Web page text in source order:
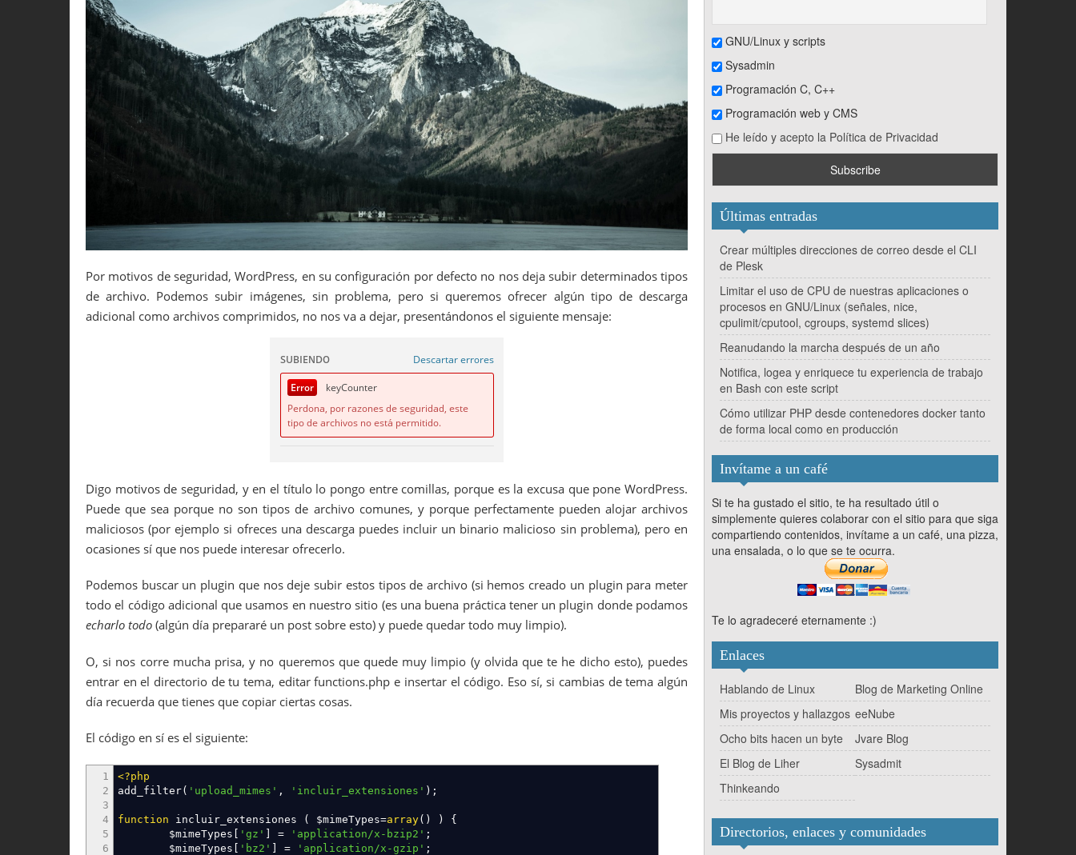
Por motivos de seguridad, WordPress, en su configuración por defecto no nos deja subir determinados tipos
de archivo. Podemos subir imágenes, sin problema, pero si queremos ofrecer algún tipo de descarga
adicional como archivos comprimidos, no nos va a dejar, presentándonos el siguiente mensaje:
Digo motivos de seguridad, y en el título lo pongo entre comillas, porque es la excusa que pone WordPress.
Puede que sea porque no son tipos de archivo comunes, y porque perfectamente pueden alojar archivos
maliciosos (por ejemplo si ofreces una descarga puedes incluir un binario malicioso sin problema), pero en
ocasiones sí que nos puede interesar ofrecerlo.
Podemos buscar un plugin que nos deje subir estos tipos de archivo (si hemos creado un plugin para meter
todo el código adicional que usamos en nuestro sitio (es una buena práctica tener un plugin donde podamos
echarlo todo (algún día prepararé un post sobre esto) y puede quedar todo muy limpio).
O, si nos corre mucha prisa, y no queremos que quede muy limpio (y olvida que te he dicho esto), puedes
entrar en el directorio de tu tema, editar functions.php e insertar el código. Eso sí, si cambias de tema algún
día recuerda que tienes que copiar ciertas cosas.
El código en sí es el siguiente:
1
2
3
4
5
6
<?php
add_filter( 'upload_mimes' , 'incluir_extensiones' ) ;
function incluir_extensiones ( $mimeTypes=array( ) )
{
$mimeTypes
'gz' = 'application/x-bzip2' ;
$mimeTypes
'bz2' = 'application/x-gzip' ;
GNU/Linux y scripts
Sysadmin
Programación C, C++
Programación web y CMS
He leído y acepto la Política de Privacidad
Últimas entradas
Crear múltiples direcciones de correo desde el CLI
de Plesk
Limitar el uso de CPU de nuestras aplicaciones o
procesos en GNU/Linux (señales, nice,
cpulimit/cputool, cgroups, systemd slices)
Reanudando la marcha después de un año
Notifica, logea y enriquece tu experiencia de trabajo
en Bash con este script
Cómo utilizar PHP desde contenedores docker tanto
de forma local como en producción
Invítame a un café
Si te ha gustado el sitio, te ha resultado útil o
simplemente quieres colaborar con el sitio para que siga
compartiendo contenidos, invítame a un café, una pizza,
una ensalada, o lo que se te ocurra.
Te lo agradeceré eternamente :)
Enlaces
Hablando de Linux
Blog de Marketing Online
Mis proyectos y hallazgos eeNube
Ocho bits hacen un byte
Jvare Blog
El Blog de Liher
Sysadmit
Thinkeando
Directorios, enlaces y comunidades